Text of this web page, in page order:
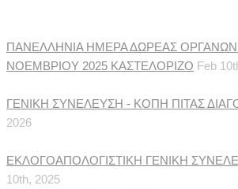
ΠΑΝΕΛΛΗΝΙΑ ΗΜΕΡΑ ΔΩΡΕΑΣ ΟΡΓΑΝΩΝ
ΝΟΕΜΒΡΙΟΥ 2025 ΚΑΣΤΕΛΟΡΙΖΟ Feb
ΓΕΝΙΚΗ ΣΥΝΕΛΕΥΣΗ - ΚΟΠΗ ΠΙΤΑΣ
2026
ΕΚΛΟΓΟΑΠΟΛΟΓΙΣΤΙΚΗ ΓΕΝΙΚΗ
10th, 2025